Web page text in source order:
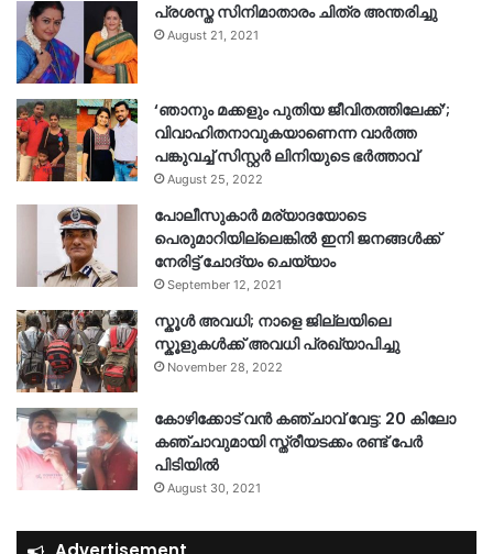
പ്രശസ്ത സിനിമാതാരം ചിത്ര അന്തരിച്ചു
August 21, 2021
‘ഞാനും മക്കളും പുതിയ ജീവിതത്തിലേക്ക്’;
വിവാഹിതനാവുകയാണെന്ന വാർത്ത
പങ്കുവച്ച് സിസ്റ്റർ ലിനിയുടെ ഭർത്താവ്
August 25, 2022
പോലീസുകാര്‍ മര്യാദയോടെ
പെരുമാറിയില്ലെങ്കില്‍ ഇനി ജനങ്ങള്‍ക്ക്
നേരിട്ട് ചോദ്യം ചെയ്യാം
September 12, 2021
സ്കൂൾ അവധി; നാളെ ജില്ലയിലെ
സ്കൂളുകൾക്ക് അവധി പ്രഖ്യാപിച്ചു
November 28, 2022
കോഴിക്കോട് വൻ കഞ്ചാവ് വേട്ട: 20 കിലോ
കഞ്ചാവുമായി സ്ത്രീയടക്കം രണ്ട് പേർ
പിടിയിൽ
August 30, 2021